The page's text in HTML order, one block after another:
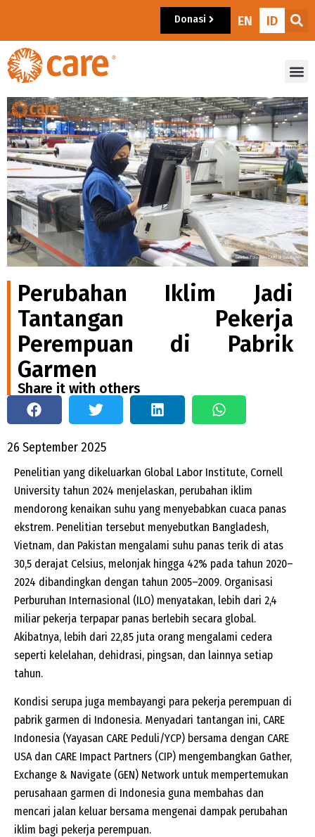
Donasi EN ID
Perubahan Iklim Jadi
Tantangan Pekerja
Perempuan di Pabrik
Garmen
Share it with others
26 September 2025
Penelitian yang dikeluarkan Global Labor Institute, Cornell
University tahun 2024 menjelaskan, perubahan iklim
mendorong kenaikan suhu yang menyebabkan cuaca panas
ekstrem. Penelitian tersebut menyebutkan Bangladesh,
Vietnam, dan Pakistan mengalami suhu panas terik di atas
30,5 derajat Celsius, melonjak hingga 42% pada tahun 2020–
2024 dibandingkan dengan tahun 2005–2009. Organisasi
Perburuhan Internasional (ILO) menyatakan, lebih dari 2,4
miliar pekerja terpapar panas berlebih secara global.
Akibatnya, lebih dari 22,85 juta orang mengalami cedera
seperti kelelahan, dehidrasi, pingsan, dan lainnya setiap
tahun.
Kondisi serupa juga membayangi para pekerja perempuan di
pabrik garmen di Indonesia. Menyadari tantangan ini, CARE
Indonesia (Yayasan CARE Peduli/YCP) bersama dengan CARE
USA dan CARE Impact Partners (CIP) mengembangkan Gather,
Exchange & Navigate (GEN) Network untuk mempertemukan
perusahaan garmen di Indonesia guna membahas dan
mencari jalan keluar bersama mengenai dampak perubahan
iklim bagi pekerja perempuan.